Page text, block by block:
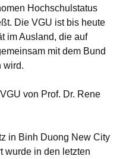
Hochschulstatus
Die VGU ist bis heute
im Ausland, die auf
mit dem Bund
wird.
von Prof. Dr. Rene
in Binh Duong New City
wurde in den letzten